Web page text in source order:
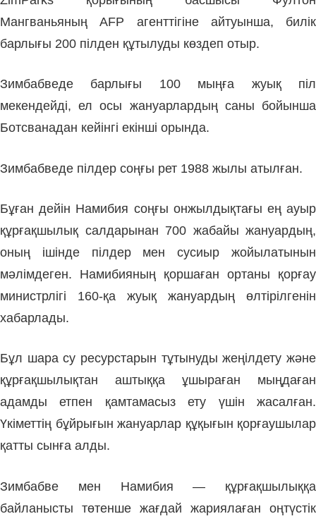
Мангваньяның AFP агенттігіне айтуынша, билік
барлығы 200 пілден құтылуды көздеп отыр.
Зимбабведе барлығы 100 мыңға жуық піл
мекендейді, ел осы жануарлардың саны бойынша
Ботсванадан кейінгі екінші орында.
Зимбабведе пілдер соңғы рет 1988 жылы атылған.
Бұған дейін Намибия соңғы онжылдықтағы ең ауыр
құрғақшылық салдарынан 700 жабайы жануардың,
оның ішінде пілдер мен сусиыр жойылатынын
мәлімдеген. Намибияның қоршаған ортаны қорғау
министрлігі 160-қа жуық жануардың өлтірілгенін
хабарлады.
Бұл шара су ресурстарын тұтынуды жеңілдету және
құрғақшылықтан аштыққа ұшыраған мыңдаған
адамды етпен қамтамасыз ету үшін жасалған.
Үкіметтің бұйрығын жануарлар құқығын қорғаушылар
қатты сынға алды.
Зимбабве мен Намибия — құрғақшылыққа
байланысты төтенше жағдай жариялаған оңтүстік